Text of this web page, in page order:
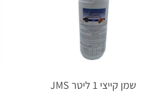
שמן קייצי 1 ליטר JMS